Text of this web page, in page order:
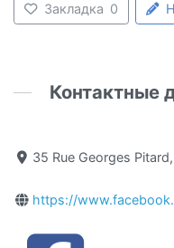
Закладка 0
Контактные
35 Rue Georges
https://